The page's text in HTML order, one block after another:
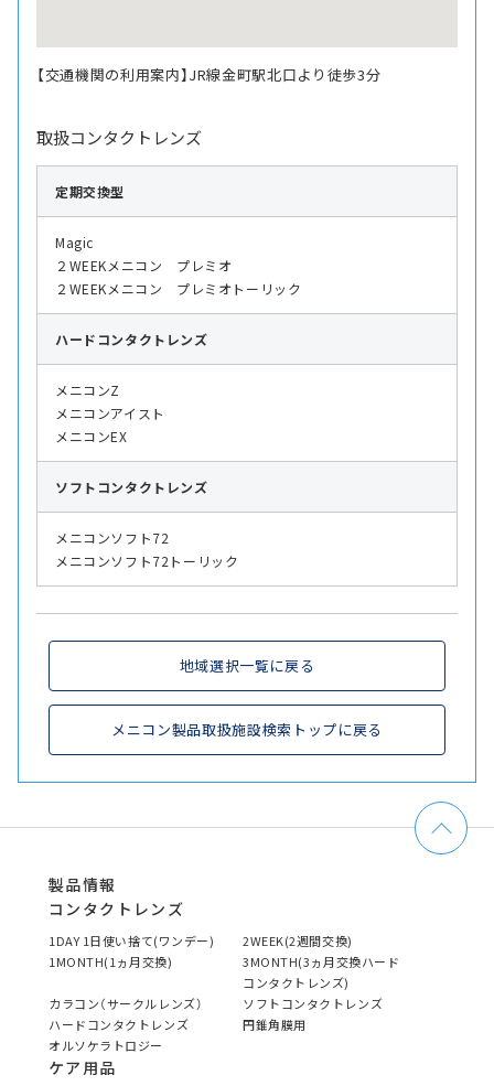
【交通機関の利用案内】JR線金町駅北口より徒歩3分
取扱コンタクトレンズ
定期交換型
Magic
２WEEKメニコン プレミオ
２WEEKメニコン プレミオトーリック
ハード コンタクトレンズ
メニコンZ
メニコンアイスト
メニコンEX
ソフト コンタクトレンズ
メニコンソフト72
メニコンソフト72トーリック
地域選択一覧に戻る
メニコン製品取扱施設検索トップに戻る
製品情報
コンタクトレンズ
1DAY 1日使い捨て(ワンデー)
2WEEK(2週間交換)
1MONTH(1ヵ月交換)
3MONTH(3ヵ月交換ハード
コンタクトレンズ)
カラコン（サークルレンズ）
ソフトコンタクトレンズ
ハードコンタクトレンズ
円錐角膜用
オルソケラトロジー
ケア用品